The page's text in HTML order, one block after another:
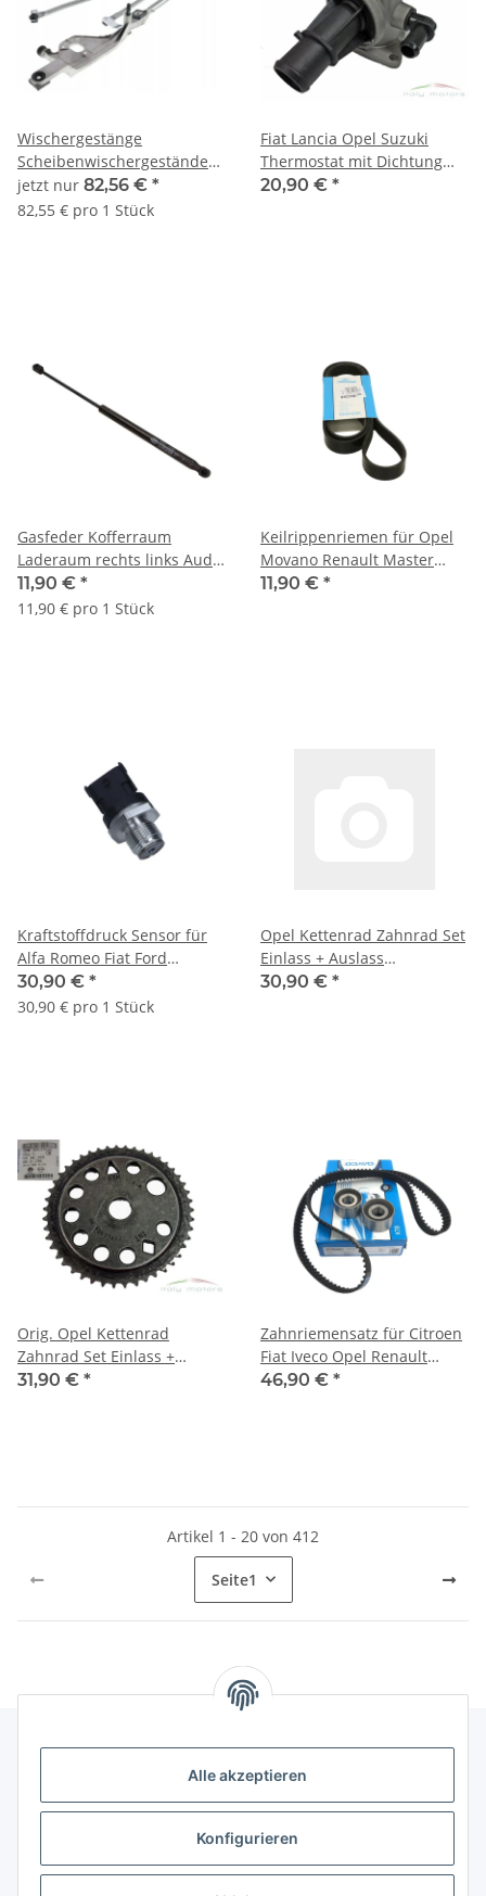
Alle akzeptieren
Konfigurieren
Wischergestänge
Scheibenwischergestände
Ford Focus vorne 1704580
1492006 1704580
jetzt nur 82,56 € *
82,55 € pro 1 Stück
Fiat Lancia Opel Suzuki
Thermostat mit Dichtung
Sensor 55180041 1338841
20,90 € *
Gasfeder Kofferraum
Laderaum rechts links Audi
V8 Opel Corsa 441827551
9114311
11,90 € *
11,90 € pro 1 Stück
Keilrippenriemen für Opel
Movano Renault Master
Trafic 8200466868 93161358
11,90 € *
Kraftstoffdruck Sensor für
Alfa Romeo Fiat Ford
55230827 1723814 15732-
68L00
30,90 € *
30,90 € pro 1 Stück
Opel Kettenrad Zahnrad Set
Einlass + Auslass
Nockenwelle 5636324
30,90 € *
Orig. Opel Kettenrad
Zahnrad Set Einlass +
Auslass Nockenwelle
31,90 € *
Zahnriemensatz für Citroen
Fiat Iveco Opel Renault
71736720 7701471770
46,90 € *
Artikel 1 - 20 von 412
Seite1